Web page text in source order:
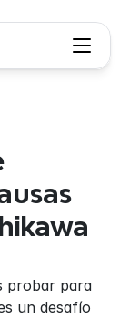
probar para
un desafío